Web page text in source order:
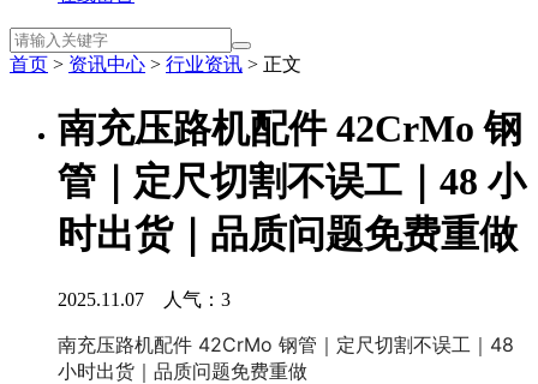
首页 > 资讯中心 > 行业资讯 > 正文
南充压路机配件 42CrMo 钢
管｜定尺切割不误工｜48 小
时出货｜品质问题免费重做
2025.11.07 人气： 3
南充压路机配件 42CrMo 钢管｜定尺切割不误工｜48
小时出货｜品质问题免费重做